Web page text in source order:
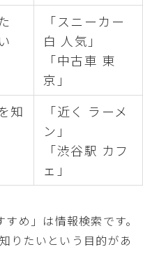
「スニーカー
白 人気」
「中古車 東
京」
知
「近く ラーメ
ン」
「渋谷駅 カフ
ェ」
め」は情報検索です。
りたいという目的があ